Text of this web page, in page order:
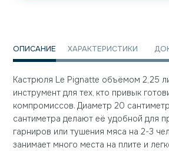
ОПИСАНИЕ ХАРАКТЕРИСТИКИ
Кастрюля Le Pignatte объёмом 2,25
инструмент для тех, кто привык
компромиссов. Диаметр 20
сантиметра делают её удобной для
гарниров или тушения мяса на 2-3
занимает много места на плите и